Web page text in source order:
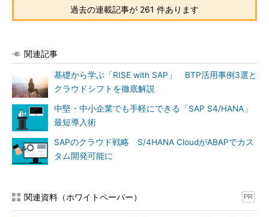
過去の連載記事が 261 件あります
関連記事
基礎から学ぶ「RISE with SAP」 BTP活用事例3選と
クラウドシフトを徹底解説
中堅・中小企業でも手軽にできる「SAP S4/HANA」
最短導入術
SAPのクラウド戦略 S/4HANA CloudがABAPでカス
タム開発可能に
関連資料（ホワイトペーパー） PR